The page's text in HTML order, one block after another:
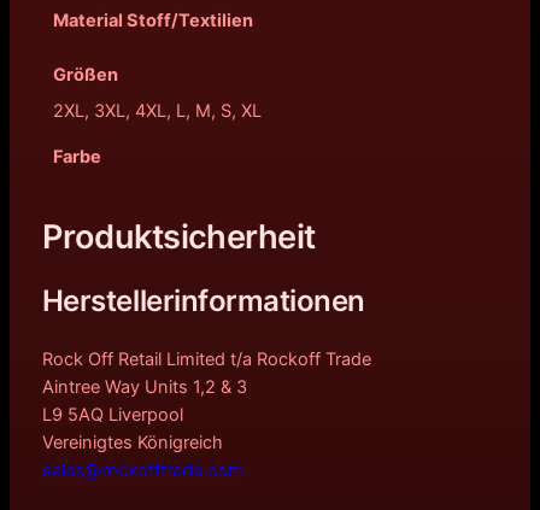
Material Stoff/Textilien
Größen
2XL, 3XL, 4XL, L, M, S, XL
Farbe
Produktsicherheit
Herstellerinformationen
Rock Off Retail Limited t/a Rockoff Trade
Aintree Way Units 1,2 & 3
L9 5AQ Liverpool
Vereinigtes Königreich
sales@rockofftrade.com